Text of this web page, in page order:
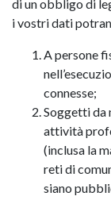
di un obbligo di
i vostri dati
A persone
connesse;
Soggetti da
attività
(inclusa la
reti di
siano